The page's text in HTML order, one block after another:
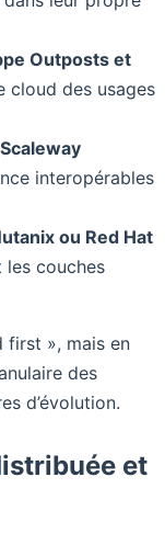
Outposts et
cloud des usages
interopérables
ou Red Hat
les couches
first », mais en
des
d’évolution.
et